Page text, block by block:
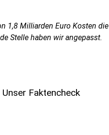
1,8 Milliarden Euro Kosten die
Stelle haben wir angepasst.
Faktencheck